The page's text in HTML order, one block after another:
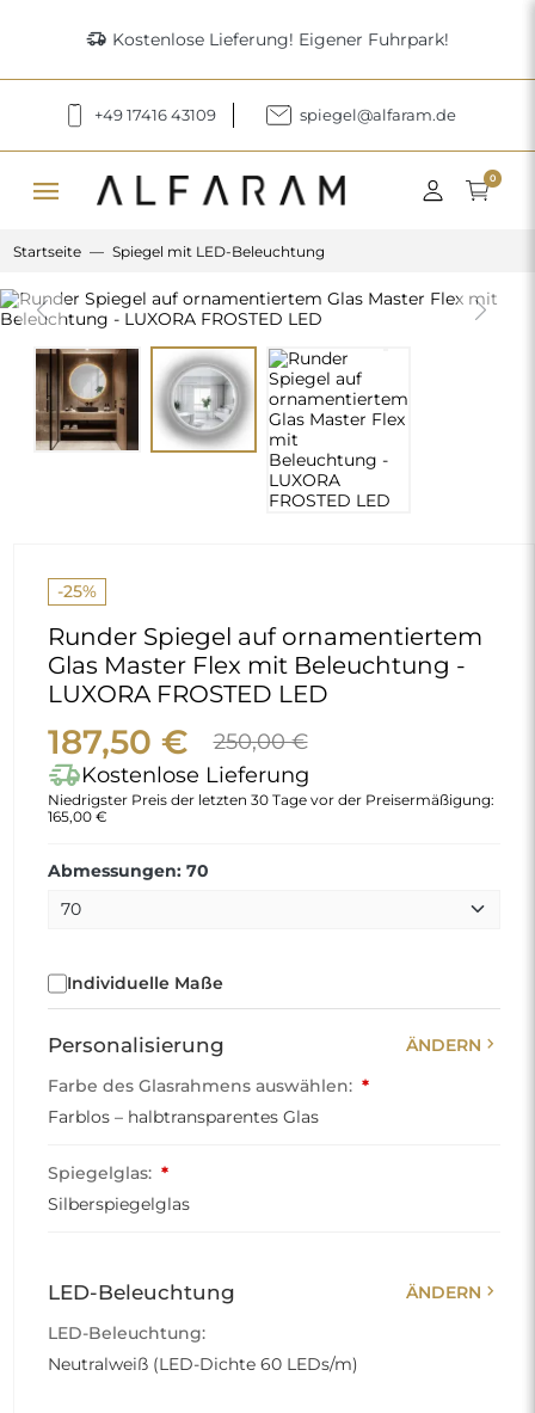
delivery_truck_speed Kostenlose Lieferung! Eigener Fuhrpark!
+49 17416 43109 spiegel@alfaram.de
menu 0
Startseite Spiegel mit LED-Beleuchtung
Previous Next
-25%
Runder Spiegel auf ornamentiertem
Glas Master Flex mit Beleuchtung -
LUXORA FROSTED LED
250,00 €
187,50 €
delivery_truck_speedKostenlose Lieferung
Niedrigster Preis der letzten 30 Tage vor der Preisermäßigung:
165,00 €
Abmessungen: 70
Individuelle Maße
Personalisierung ÄNDERN chevron_right
Farbe des Glasrahmens auswählen: *
Farblos – halbtransparentes Glas
Spiegelglas: *
Silberspiegelglas
LED-Beleuchtung ÄNDERN chevron_right
LED-Beleuchtung:
Neutralweiß (LED-Dichte 60 LEDs/m)